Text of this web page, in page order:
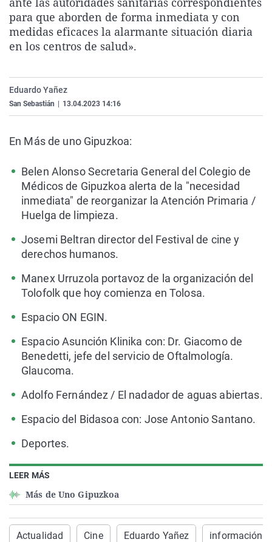
La rosa de los vientos
Gente viajera
Caso
Retornados
Extremadura
Galicia
Virales
Televisión
para que aborden de forma inmediata y con
medidas eficaces la alarmante situación diaria
en los centros de salud».
Eduardo Yañez
San Sebastián 13.04.2023 14:16
LEER MÁS
Más de Uno Gipuzkoa
En Más de uno Gipuzkoa:
Belen Alonso Secretaria General del Colegio de
Médicos de Gipuzkoa alerta de la "necesidad
inmediata" de reorganizar la Atención Primaria /
Huelga de limpieza.
Josemi Beltran director del Festival de cine y
derechos humanos.
Manex Urruzola portavoz de la organización del
Tolofolk que hoy comienza en Tolosa.
Espacio ON EGIN.
Espacio Asunción Klinika con: Dr. Giacomo de
Benedetti, jefe del servicio de Oftalmología.
Glaucoma.
Adolfo Fernández / El nadador de aguas abiertas.
Espacio del Bidasoa con: Jose Antonio Santano.
Deportes.
Actualidad Cine Eduardo Yañez información